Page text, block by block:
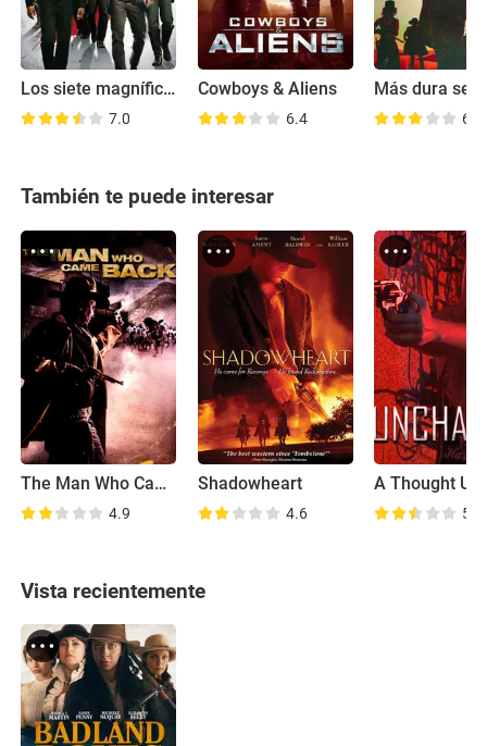
Los siete magníficos
7.0
Cowboys & Aliens
6.4 6.3
También te puede interesar
The Man Who Came Back
4.9
Shadowheart
4.6 5.1
Vista recientemente